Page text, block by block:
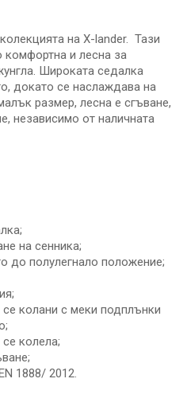
на X-lander. Тази
комфортна и лесна за
Широката седалка
докато се наслаждава на
размер, лесна е сгъване,
независимо от наличната
на сенника;
до полулегнало положение;
колани с меки подплънки
колела;
1888/ 2012.